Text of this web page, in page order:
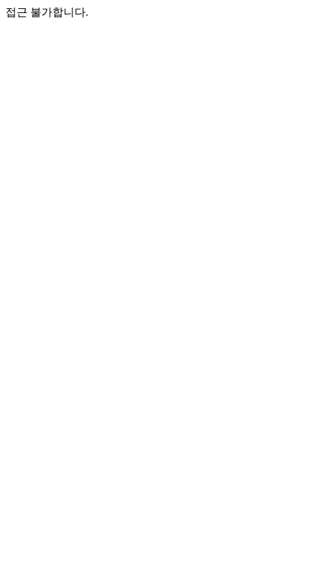
접근 불가합니다.